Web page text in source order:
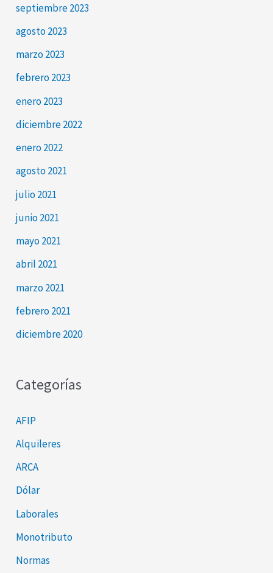
septiembre 2023
agosto 2023
marzo 2023
febrero 2023
enero 2023
diciembre 2022
enero 2022
agosto 2021
julio 2021
junio 2021
mayo 2021
abril 2021
marzo 2021
febrero 2021
diciembre 2020
Categorías
AFIP
Alquileres
ARCA
Dólar
Laborales
Monotributo
Normas